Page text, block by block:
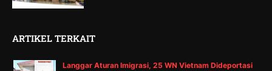
ARTIKEL TERKAIT
Langgar Aturan Imigrasi, 25 WN Vietnam Dideportasi